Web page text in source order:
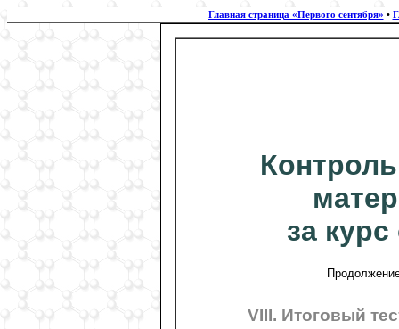
Главная страница «Первого сентября» •
за
VIII. Итоговый